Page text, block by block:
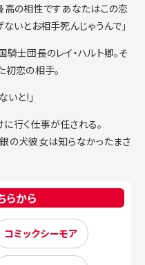
高の相性ですあなたはこの恋
いとお相手死んじゃうんで」
士団長のレイ・ハルト卿。そ
初恋の相手。
と!」
行く仕事が任される。
の犬彼女は知らなかったまさ
らから
コミックシーモア